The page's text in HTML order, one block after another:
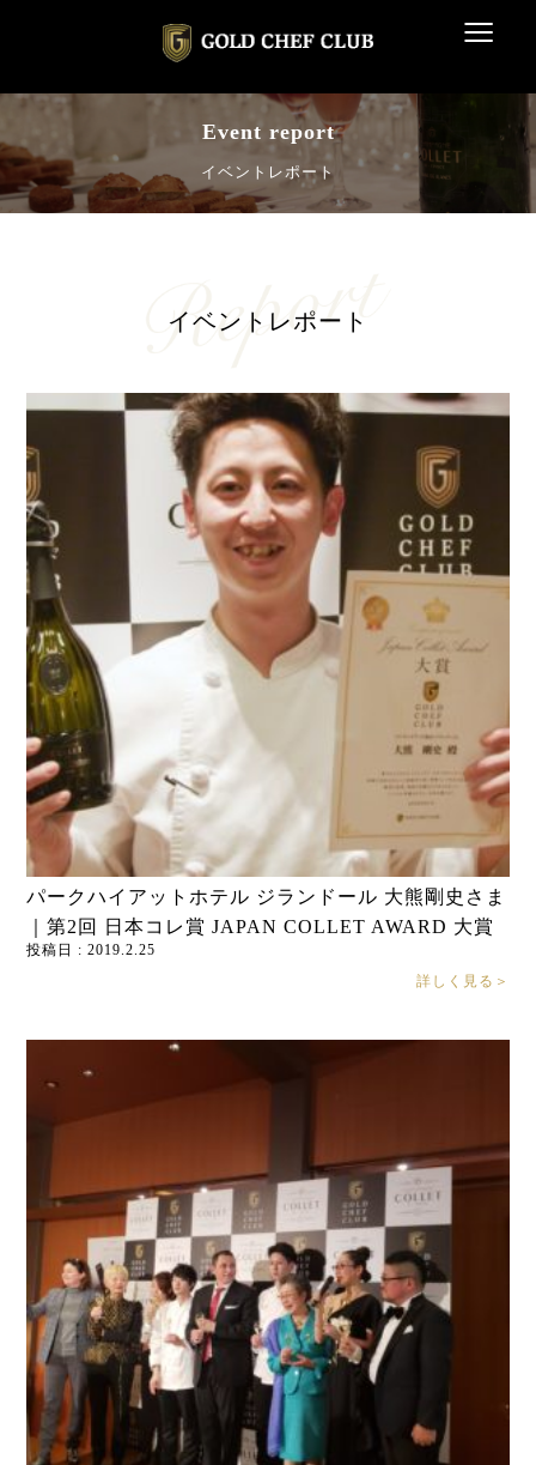
≡
Event report
イベントレポート
イベントレポート
パークハイアットホテル ジランドール 大熊剛史さま
｜第2回 日本コレ賞 JAPAN COLLET AWARD 大賞
投稿日 : 2019.2.25
詳しく見る＞